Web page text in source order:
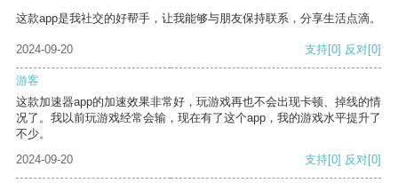
这款app是我社交的好帮手，让我能够与朋友保持联系，分享生活点滴。
2024-09-20 支持[0] 反对[0]
游客
这款加速器app的加速效果非常好，玩游戏再也不会出现卡顿、掉线的情
况了。我以前玩游戏经常会输，现在有了这个app，我的游戏水平提升了
不少。
2024-09-20
支持[0] 反对[0]